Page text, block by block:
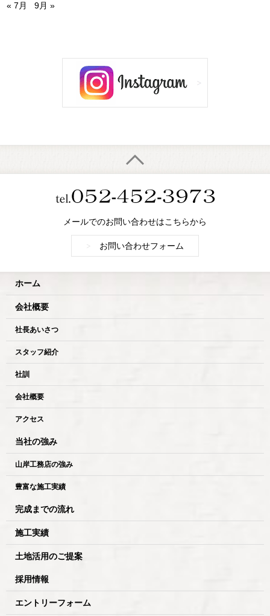
« 7月
9月 »
メールでのお問い合わせはこちらから
お問い合わせフォーム
ホーム
会社概要
社長あいさつ
スタッフ紹介
社訓
会社概要
アクセス
当社の強み
山岸工務店の強み
豊富な施工実績
完成までの流れ
施工実績
土地活用のご提案
採用情報
エントリーフォーム